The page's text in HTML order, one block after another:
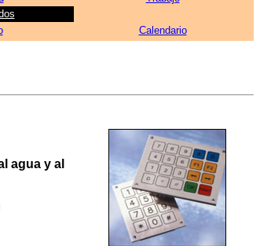
Calendario
agua y al